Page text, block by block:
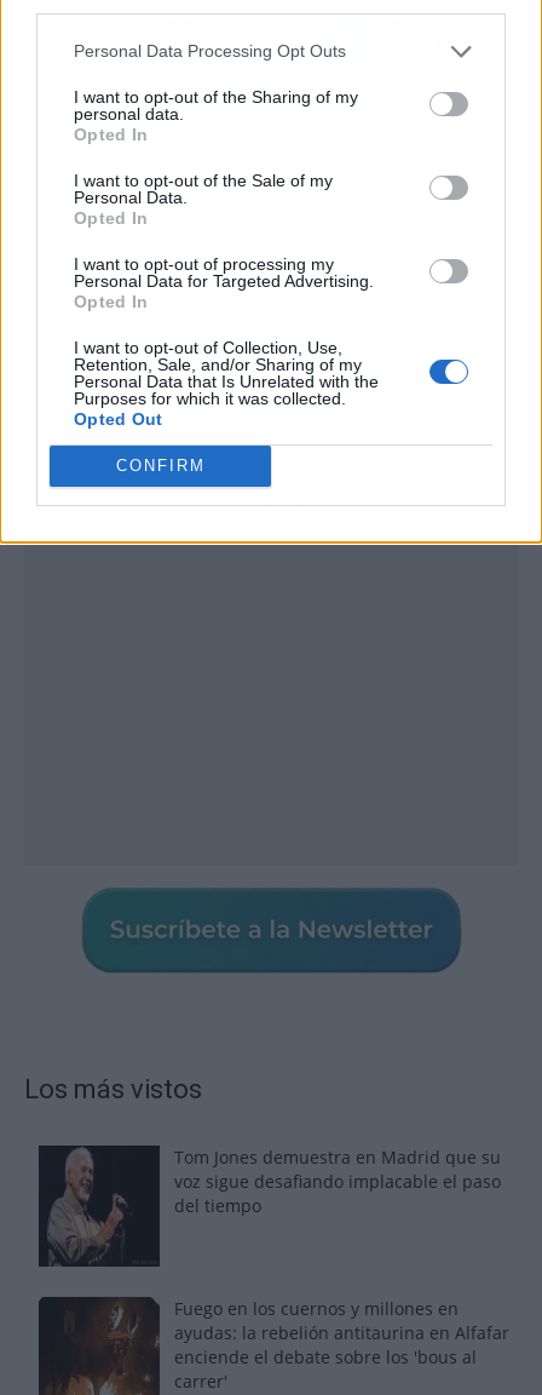
Personal Data Processing Opt Outs
I want to opt-out of the Sharing of my
personal data.
Opted In
I want to opt-out of the Sale of my
Personal Data.
Opted In
I want to opt-out of processing my
Personal Data for Targeted Advertising.
Opted In
I want to opt-out of Collection, Use,
Retention, Sale, and/or Sharing of my
Personal Data that Is Unrelated with the
Purposes for which it was collected.
Opted Out
CONFIRM
Publicidad
Los más vistos
Tom Jones demuestra en Madrid que su
voz sigue desafiando implacable el paso
del tiempo
Fuego en los cuernos y millones en
ayudas: la rebelión antitaurina en Alfafar
enciende el debate sobre los 'bous al
carrer'